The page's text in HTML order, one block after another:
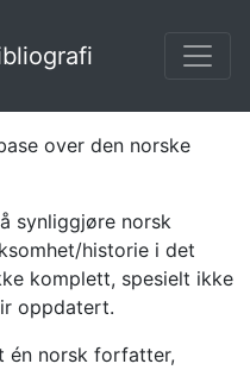
over den norske
synliggjøre norsk
historie i det
komplett, spesielt ikke
oppdatert.
én norsk forfatter,